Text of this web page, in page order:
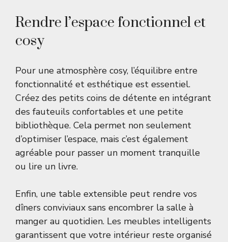
Rendre l’espace fonctionnel et
cosy
Pour une atmosphère cosy, l’équilibre entre
fonctionnalité et esthétique est essentiel.
Créez des petits coins de détente en intégrant
des fauteuils confortables et une petite
bibliothèque. Cela permet non seulement
d’optimiser l’espace, mais c’est également
agréable pour passer un moment tranquille
ou lire un livre.
Enfin, une table extensible peut rendre vos
dîners conviviaux sans encombrer la salle à
manger au quotidien. Les meubles intelligents
garantissent que votre intérieur reste organisé